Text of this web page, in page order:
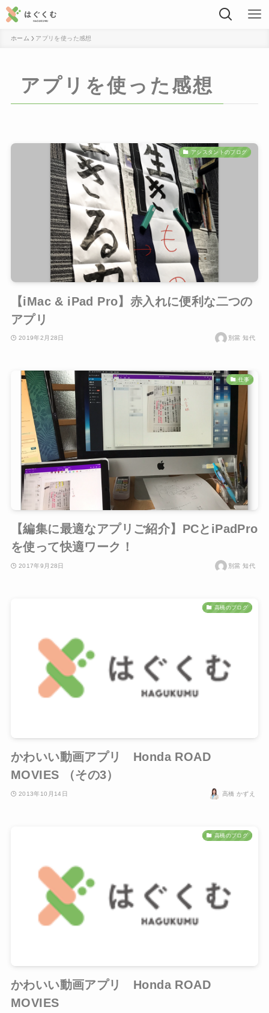
ホーム アプリを使った感想
アプリを使った感想
アシスタントのブログ
【iMac & iPad Pro】赤入れに便利な二つの
アプリ
2019年2月28日 別當 知代
仕事
【編集に最適なアプリご紹介】PCとiPadPro
を使って快適ワーク！
2017年9月28日 別當 知代
高橋のブログ
かわいい動画アプリ Honda ROAD
MOVIES （その3）
2013年10月14日 高橋 かずえ
高橋のブログ
かわいい動画アプリ Honda ROAD
MOVIES